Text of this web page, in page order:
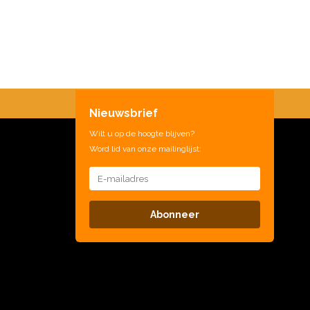
Nieuwsbrief
Wilt u op de hoogte blijven?
Word lid van onze mailinglijst:
Abonneer